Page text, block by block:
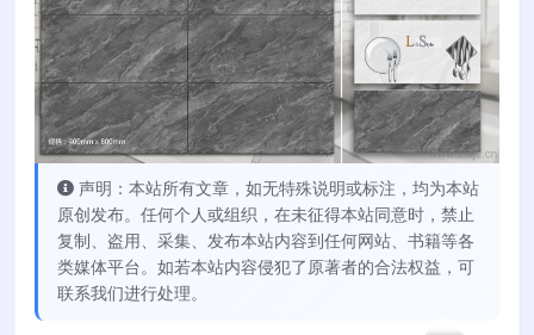
声明：本站所有文章，如无特殊说明或标注，均为本站
原创发布。任何个人或组织，在未征得本站同意时，禁止
复制、盗用、采集、发布本站内容到任何网站、书籍等各
类媒体平台。如若本站内容侵犯了原著者的合法权益，可
联系我们进行处理。